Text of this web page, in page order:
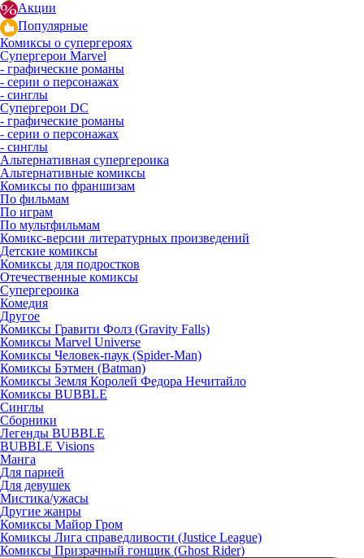
Акции
Популярные
Комиксы о супергероях
Супергерои Marvel
- графические романы
- серии о персонажах
- синглы
Супергерои DC
- графические романы
- серии о персонажах
- синглы
Альтернативная супергероика
Альтернативные комиксы
Комиксы по франшизам
По фильмам
По играм
По мультфильмам
Комикс-версии литературных произведений
Детские комиксы
Комиксы для подростков
Отечественные комиксы
Супергероика
Комедия
Другое
Комиксы Гравити Фолз (Gravity Falls)
Комиксы Marvel Universe
Комиксы Человек-паук (Spider-Man)
Комиксы Бэтмен (Batman)
Комиксы Земля Королей Федора Нечитайло
Комиксы BUBBLE
Синглы
Сборники
Легенды BUBBLE
BUBBLE Visions
Манга
Для парней
Для девушек
Мистика/ужасы
Другие жанры
Комиксы Майор Гром
Комиксы Лига справедливости (Justice League)
Комиксы Призрачный гонщик (Ghost Rider)